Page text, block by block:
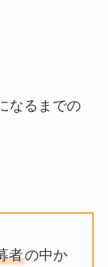
なるまでの
者の中か